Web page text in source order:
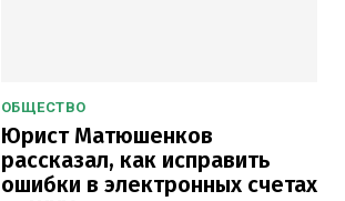
ОБЩЕСТВО
Юрист Матюшенков
рассказал, как исправить
ошибки в электронных счетах